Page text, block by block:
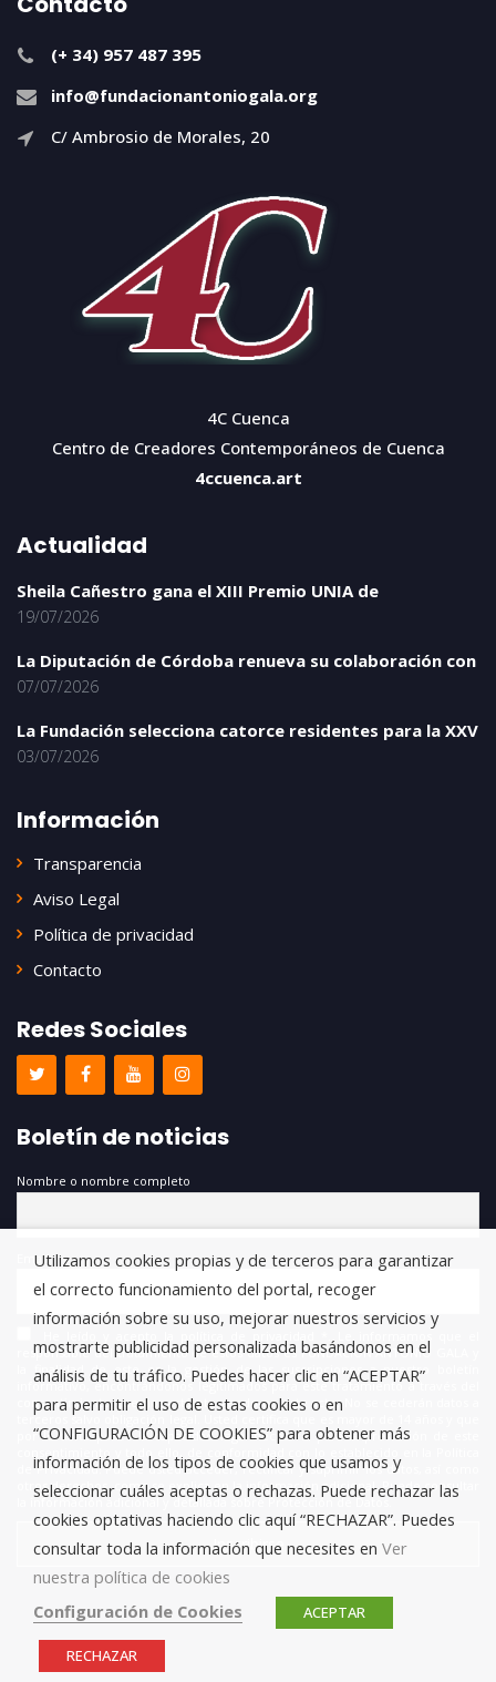
(+ 34) 957 487 395
info@fundacionantoniogala.org
C/ Ambrosio de Morales, 20
4C Cuenca
Centro de Creadores Contemporáneos de Cuenca
4ccuenca.art
Actualidad
Sheila Cañestro gana el XIII Premio UNIA de
19/07/2026
La Diputación de Córdoba renueva su colaboración con
07/07/2026
La Fundación selecciona catorce residentes para la XXV
03/07/2026
Información
Transparencia
Aviso Legal
Política de privacidad
Contacto
Redes Sociales
Boletín de noticias
Nombre o nombre completo
Email
responsable del tratamiento de estos datos es FUNDACIÓN ANTONIO GALA y
la finalidad de este es la gestión de las suscripciones a nuestro boletín
informativo, encontrándonos legitimados para este tratamiento a través del
consentimiento que nos está otorgando en este acto. No se cederán datos a
terceros salvo obligación legal. Usted certifica que es mayor de 14 años y que
por lo tanto posee la capacidad legal necesaria para la prestación de este
de Privacidad. Puede usted acceder, rectificar y suprimir los datos, así como
otros derechos, como se explica en la información adicional. Puede consultar
la información adicional y detallada sobre Protección de Datos.
Utilizamos cookies propias y de terceros para garantizar
el correcto funcionamiento del portal, recoger
información sobre su uso, mejorar nuestros servicios y
mostrarte publicidad personalizada basándonos en el
análisis de tu tráfico. Puedes hacer clic en “ACEPTAR”
para permitir el uso de estas cookies o en
“CONFIGURACIÓN DE COOKIES” para obtener más
información de los tipos de cookies que usamos y
seleccionar cuáles aceptas o rechazas. Puede rechazar las
cookies optativas haciendo clic aquí “RECHAZAR”. Puedes
consultar toda la información que necesites en Ver
nuestra política de cookies
Configuración de Cookies
ACEPTAR
RECHAZAR